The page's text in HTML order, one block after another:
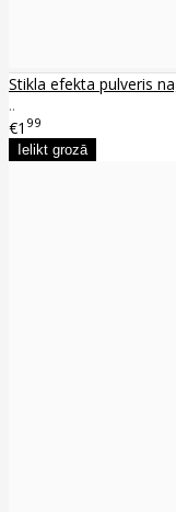
Stikla efekta pulveris
..
€1 99